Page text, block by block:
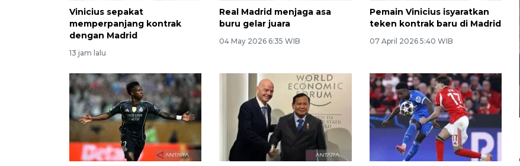
Vinicius sepakat
memperpanjang kontrak
dengan Madrid
13 jam lalu
Real Madrid menjaga asa
buru gelar juara
04 May 2026 6:35 WIB
Pemain Vinicius isyaratkan
teken kontrak baru di Madrid
07 April 2026 5:40 WIB
Sidang putusan terdakwa
pembunuhan Brigadir Nurhadi
10 March 2026 12:55 WIB